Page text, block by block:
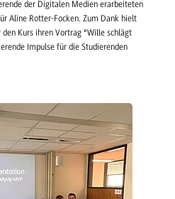
der Digitalen Medien erarbeiteten
Aline Rotter-Focken. Zum Dank hielt
Kurs ihren Vortrag "Wille schlägt
Impulse für die Studierenden